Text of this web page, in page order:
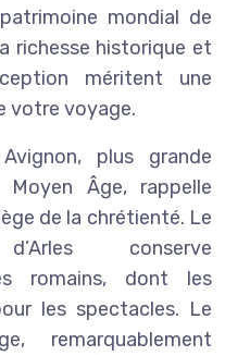
mondial de
richesse historique et
méritent une
votre voyage.
plus grande
Âge, rappelle
de la chrétienté. Le
conserve
romains, dont les
les spectacles. Le
remarquablement